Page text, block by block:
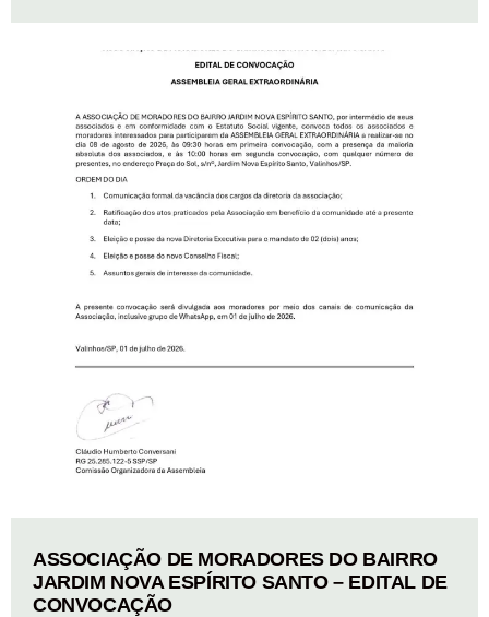
ASSOCIAÇÃO DE MORADORES DO BAIRRO
JARDIM NOVA ESPÍRITO SANTO – EDITAL DE
CONVOCAÇÃO